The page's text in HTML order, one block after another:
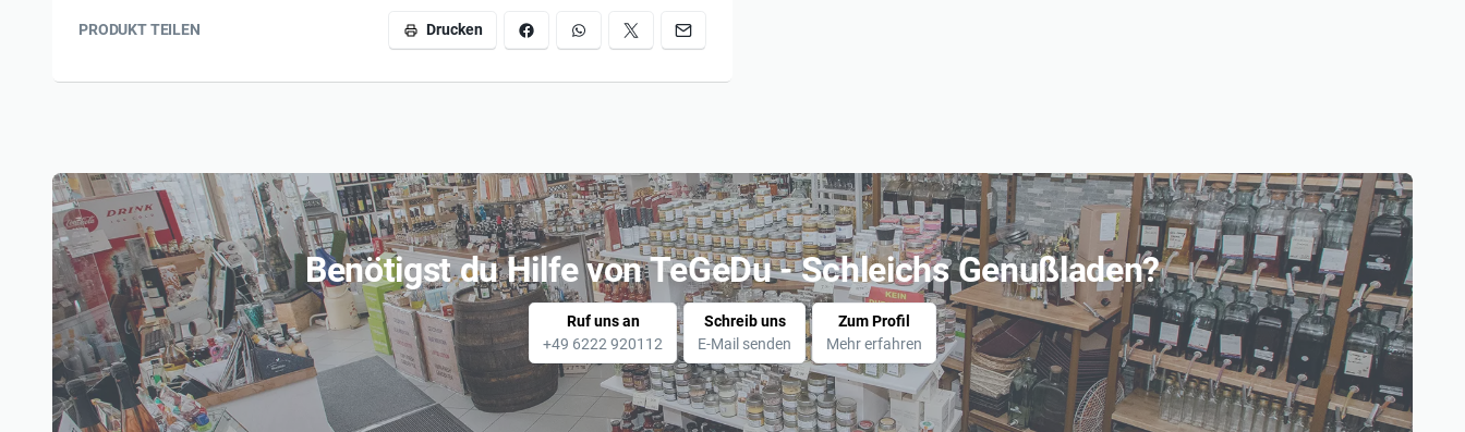
PRODUKT TEILEN Drucken
Benötigst du Hilfe von TeGeDu - Schleichs Genußladen?
Ruf uns an
+49 6222 920112
Schreib uns
E-Mail senden
Zum Profil
Mehr erfahren